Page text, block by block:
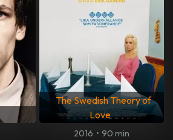
The Swedish Theory of
Love
2016 • 90 min